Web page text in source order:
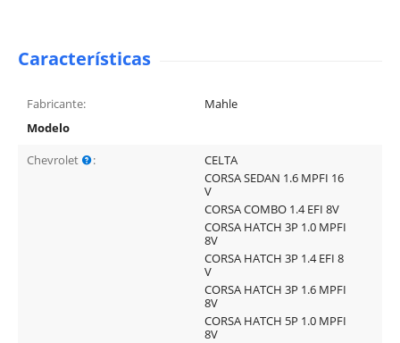
Características
Fabricante:
Mahle
Modelo
Chevrolet
:
CELTA
CORSA SEDAN 1.6 MPFI 16
V
CORSA COMBO 1.4 EFI 8V
CORSA HATCH 3P 1.0 MPFI
8V
CORSA HATCH 3P 1.4 EFI 8
V
CORSA HATCH 3P 1.6 MPFI
8V
CORSA HATCH 5P 1.0 MPFI
8V